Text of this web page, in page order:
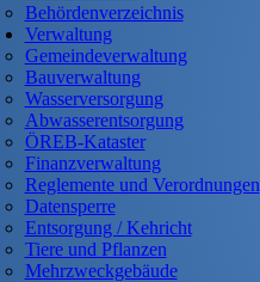
Behördenverzeichnis
Verwaltung
Gemeindeverwaltung
Bauverwaltung
Wasserversorgung
Abwasserentsorgung
ÖREB-Kataster
Finanzverwaltung
Reglemente und Verordnungen
Datensperre
Entsorgung / Kehricht
Tiere und Pflanzen
Mehrzweckgebäude